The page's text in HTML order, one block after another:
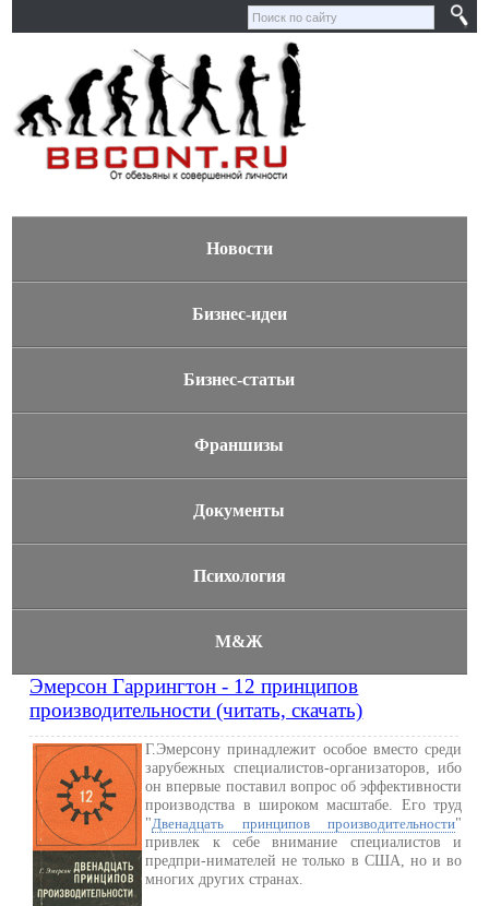
Новости
Бизнес-идеи
Бизнес-статьи
Франшизы
Документы
Психология
М&Ж
Эмерсон Гаррингтон - 12 принципов
производительности (читать, скачать)
Г.Эмерсону принадлежит особое вместо среди
зарубежных специалистов-организаторов, ибо
он впервые поставил вопрос об эффективности
производства в широком масштабе. Его труд
"Двенадцать принципов производительности"
привлек к себе внимание специалистов и
предпри-нимателей не только в США, но и во
многих других странах.